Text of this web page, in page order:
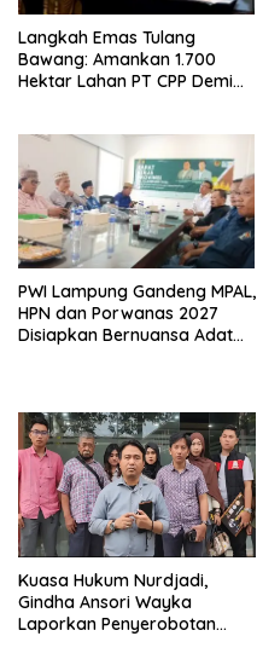
Langkah Emas Tulang
Bawang: Amankan 1.700
Hektar Lahan PT CPP Demi
PWI Lampung Gandeng MPAL,
HPN dan Porwanas 2027
Disiapkan Bernuansa Adat
Kuasa Hukum Nurdjadi,
Gindha Ansori Wayka
Laporkan Penyerobotan